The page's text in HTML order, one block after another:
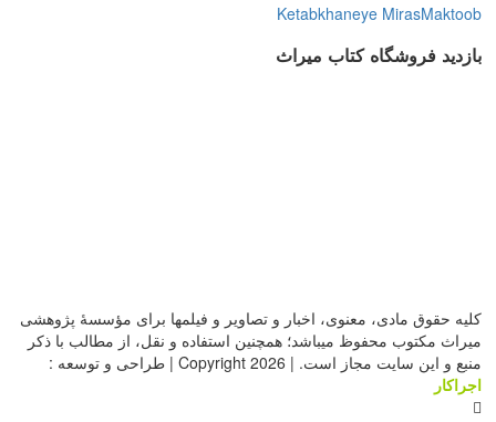
Ketabkhaneye MirasMaktoob
بازدید فروشگاه کتاب میراث
کلیه حقوق مادی، معنوی، اخبار و تصاویر و فیلمها برای مؤسسۀ پژوهشی
میراث مکتوب محفوظ میباشد؛ همچنین استفاده و نقل، از مطالب با ذکر
منبع و این سایت مجاز است. | Copyright 2026 | طراحی و توسعه :
اجراکار